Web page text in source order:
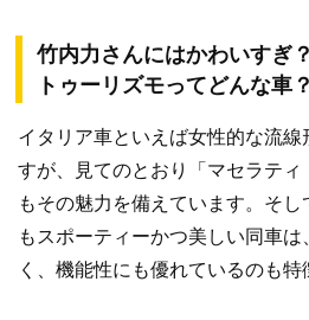
竹内力さんにはかわいすぎ
トゥーリズモってどんな車？
イタリア車といえば女性的な流
すが、見てのとおり「マセラティ
もその魅力を備えています。そ
もスポーティーかつ美しい同車
く、機能性にも優れているのも特